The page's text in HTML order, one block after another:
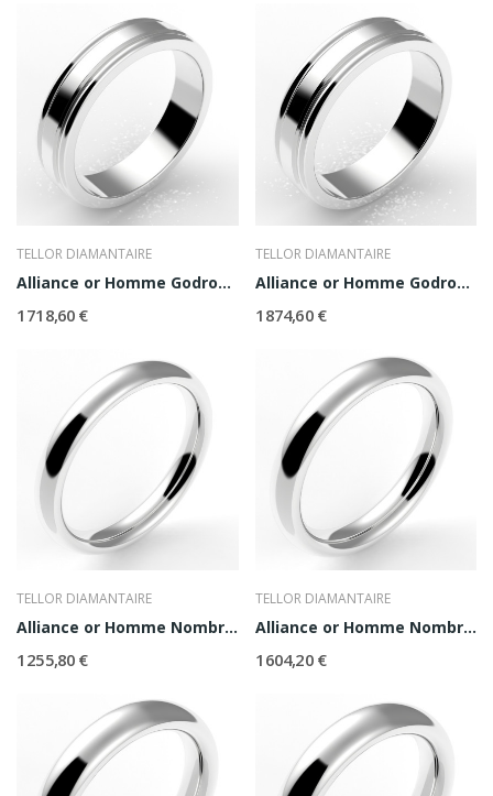
TELLOR DIAMANTAIRE
Alliance or Homme Godron 5
1 718,60 €
TELLOR DIAMANTAIRE
Alliance or Homme Godron 5,5
1 874,60 €
TELLOR DIAMANTAIRE
Alliance or Homme Nombre d'Or 3,5
1 255,80 €
TELLOR DIAMANTAIRE
Alliance or Homme Nombre d'Or 4
1 604,20 €